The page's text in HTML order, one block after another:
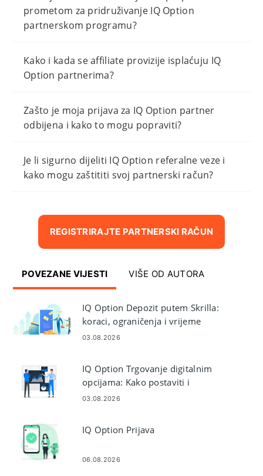
prometom za pridruživanje IQ Option
partnerskom programu?
Kako i kada se affiliate provizije isplaćuju IQ
Option partnerima?
Zašto je moja prijava za IQ Option partner
odbijena i kako to mogu popraviti?
Je li sigurno dijeliti IQ Option referalne veze i
kako mogu zaštititi svoj partnerski račun?
REGISTRIRAJTE PARTNERSKI RAČUN
POVEZANE VIJESTI VIŠE OD AUTORA
IQ Option Depozit putem Skrilla:
koraci, ograničenja i vrijeme
obrade
03.08.2026
IQ Option Trgovanje digitalnim
opcijama: Kako postaviti i
upravljati trgovinama
03.08.2026
IQ Option Prijava
06.08.2026